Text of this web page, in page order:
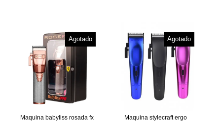
Agotado
Maquina babyliss rosada fx
Agotado
Maquina stylecraft ergo